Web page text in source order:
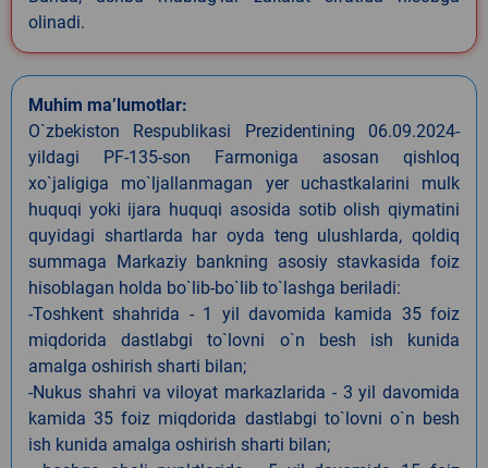
olinadi.
Muhim ma’lumotlar:
O`zbekiston Respublikasi Prezidentining 06.09.2024-
yildagi PF-135-son Farmoniga asosan qishloq
xo`jaligiga mo`ljallanmagan yer uchastkalarini mulk
huquqi yoki ijara huquqi asosida sotib olish qiymatini
quyidagi shartlarda har oyda teng ulushlarda, qoldiq
summaga Markaziy bankning asosiy stavkasida foiz
hisoblagan holda bo`lib-bo`lib to`lashga beriladi:
-Toshkent shahrida - 1 yil davomida kamida 35 foiz
miqdorida dastlabgi to`lovni o`n besh ish kunida
amalga oshirish sharti bilan;
-Nukus shahri va viloyat markazlarida - 3 yil davomida
kamida 35 foiz miqdorida dastlabgi to`lovni o`n besh
ish kunida amalga oshirish sharti bilan;